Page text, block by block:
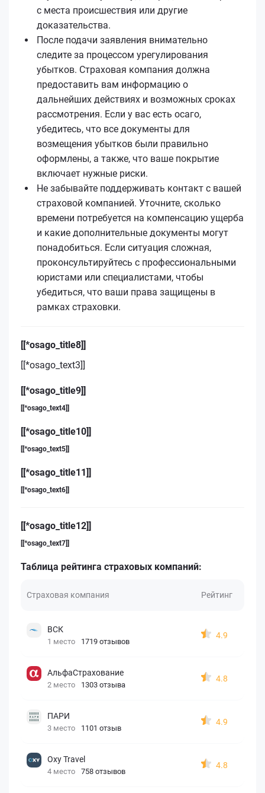
с места происшествия или другие
доказательства.
После подачи заявления внимательно
следите за процессом урегулирования
убытков. Страховая компания должна
предоставить вам информацию о
дальнейших действиях и возможных сроках
рассмотрения. Если у вас есть осаго,
убедитесь, что все документы для
возмещения убытков были правильно
оформлены, а также, что ваше покрытие
включает нужные риски.
Не забывайте поддерживать контакт с вашей
страховой компанией. Уточните, сколько
времени потребуется на компенсацию ущерба
и какие дополнительные документы могут
понадобиться. Если ситуация сложная,
проконсультируйтесь с профессиональными
юристами или специалистами, чтобы
убедиться, что ваши права защищены в
рамках страховки.
[[*osago_title8]]
[[*osago_text3]]
[[*osago_title9]]
[[*osago_text4]]
[[*osago_title10]]
[[*osago_text5]]
[[*osago_title11]]
[[*osago_text6]]
[[*osago_title12]]
[[*osago_text7]]
Таблица рейтинга страховых компаний:
Страховая компания Рейтинг
ВСК
1 место 1719 отзывов
4.9
АльфаСтрахование
2 место 1303 отзыва
4.8
ПАРИ
3 место 1101 отзыв
4.9
Oxy Travel
4 место 758 отзывов
4.8